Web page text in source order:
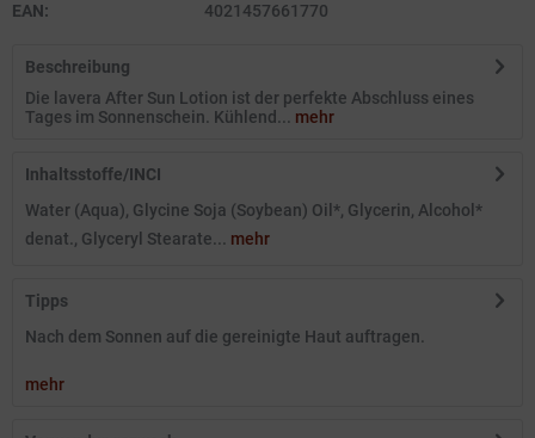
EAN:
4021457661770
Beschreibung
Die lavera After Sun Lotion ist der perfekte Abschluss eines
Tages im Sonnenschein. Kühlend... mehr
Inhaltsstoffe/INCI
Water (Aqua), Glycine Soja (Soybean) Oil*, Glycerin, Alcohol*
denat., Glyceryl Stearate... mehr
Tipps
Nach dem Sonnen auf die gereinigte Haut auftragen.
mehr